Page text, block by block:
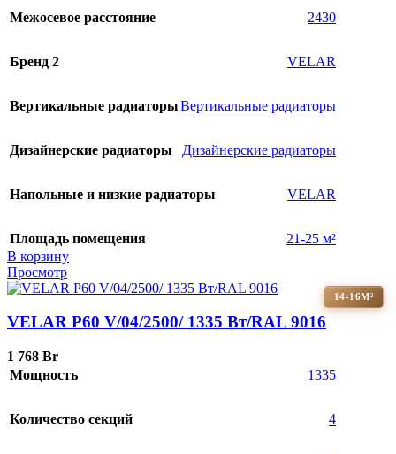
Межосевое расстояние 2430
Бренд 2 VELAR
Вертикальные радиаторыВертикальные радиаторы
Дизайнерские радиаторы Дизайнерские радиаторы
Напольные и низкие радиаторы VELAR
Площадь помещения
21-25 м²
В корзину
Просмотр
14-16М²
VELAR P60 V/04/2500/ 1335 Bт/RAL 9016
1 768 Br
Мощность
1335
Количество секций 4